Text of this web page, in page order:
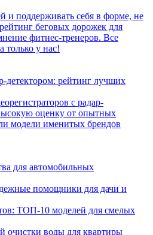
и поддерживать себя в форме, не
беговых дорожек для
фитнес-тренеров. Все
только у нас!
детектором: рейтинг лучших
с радар-
оценку от опытных
модели именитых брендов
для автомобильных
помощники для дачи и
ТОП-10 моделей для смелых
очистки воды для квартиры